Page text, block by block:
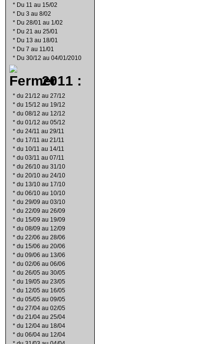
* Du 11 au 15/02
* Du 3 au 8/02
* Du 28/01 au 1/02
* Du 21 au 25/01
* Du 13 au 18/01
* Du 7 au 11/01
* Du 30/12 au 04/01/2010
2011 :
* du 21/12 au 27/12
* du 15/12 au 19/12
* du 08/12 au 12/12
* du 01/12 au 05/12
* du 24/11 au 29/11
* du 17/11 au 21/11
* du 10/11 au 14/11
* du 03/11 au 07/11
* du 26/10 au 31/10
* du 20/10 au 24/10
* du 13/10 au 17/10
* du 06/10 au 10/10
* du 29/09 au 03/10
* du 22/09 au 26/09
* du 15/09 au 19/09
* du 08/09 au 12/09
* du 22/06 au 28/06
* du 15/06 au 20/06
* du 09/06 au 13/06
* du 02/06 au 06/06
* du 26/05 au 30/05
* du 19/05 au 23/05
* du 12/05 au 16/05
* du 05/05 au 09/05
* du 27/04 au 02/05
* du 21/04 au 25/04
* du 12/04 au 18/04
* du 06/04 au 12/04